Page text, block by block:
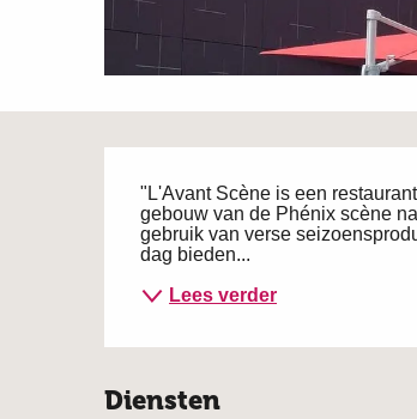
Beschrijving
"L'Avant Scène is een
gebouw van de Phénix scène
gebruik van verse
dag bieden...
Lees verder
Diensten